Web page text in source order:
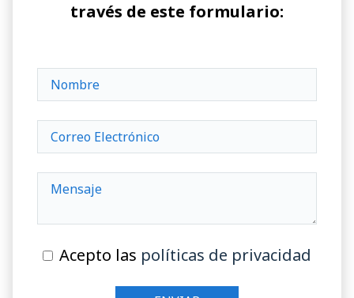
través de este formulario:
Acepto las políticas de privacidad